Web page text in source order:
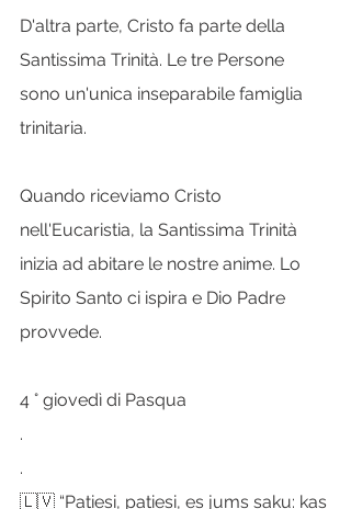
D'altra parte, Cristo fa parte della
Santissima Trinità. Le tre Persone
sono un'unica inseparabile famiglia
trinitaria.
Quando riceviamo Cristo
nell'Eucaristia, la Santissima Trinità
inizia ad abitare le nostre anime. Lo
Spirito Santo ci ispira e Dio Padre
provvede.
4 ° giovedì di Pasqua
.
.
🇱🇻 “Patiesi, patiesi, es jums saku: kas